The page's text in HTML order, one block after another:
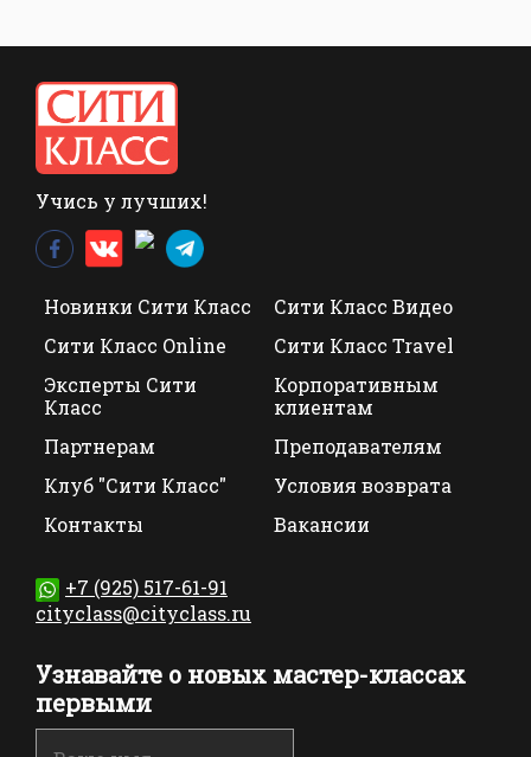
Учись у лучших!
Новинки Сити Класс
Сити Класс Видео
Сити Класс Online
Сити Класс Travel
Эксперты Сити
Класс
Корпоративным
клиентам
Партнерам
Преподавателям
Клуб "Сити Класс"
Условия возврата
Контакты
Вакансии
+7 (925) 517-61-91
cityclass@cityclass.ru
Узнавайте о новых мастер-классах
первыми